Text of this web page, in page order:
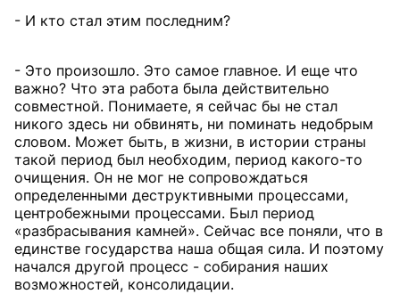
- И кто стал этим последним?
- Это произошло. Это самое главное. И еще что
важно? Что эта работа была действительно
совместной. Понимаете, я сейчас бы не стал
никого здесь ни обвинять, ни поминать недобрым
словом. Может быть, в жизни, в истории страны
такой период был необходим, период какого-то
очищения. Он не мог не сопровождаться
определенными деструктивными процессами,
центробежными процессами. Был период
«разбрасывания камней». Сейчас все поняли, что в
единстве государства наша общая сила. И поэтому
начался другой процесс - собирания наших
возможностей, консолидации.